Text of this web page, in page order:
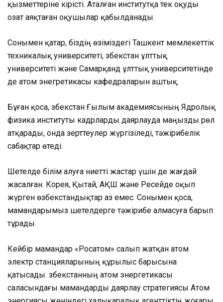
қызметтеріне кірісті. Аталған институтқа тек оқуды
озат аяқтаған оқушылар қабылданады.
Сонымен қатар, біздің өзіміздегі Ташкент мемлекеттік
техникалық университеті, Өзбекстан ұлттық
университеті және Самарқанд ұлттық университетінде
де атом энегретикасы кафедраларын аштық.
Бұған қоса, Өзбекстан Ғылым академиясының Ядролық
физика институты кадрларды даярлауда маңызды рөл
атқарады, онда зерттеулер жүргізіледі, тәжірибелік
сабақтар өтеді.
Шетелде білім алуға ниетті жастар үшін де жағдай
жасалған. Корея, Қытай, АҚШ және Ресейде оқып
жүрген өзбекстандықтар аз емес. Сонымен қоса,
мамандарымыз шетелдерге тәжірибе алмасуға барып
тұрады.
Кейбір мамандар «Росатом» салып жатқан атом
электр станцияларының құрылыс барысына
қатысады. Өзбекстанның атом энергетикасы
саласындағы мамандарды даярлау стратегиясы Атом